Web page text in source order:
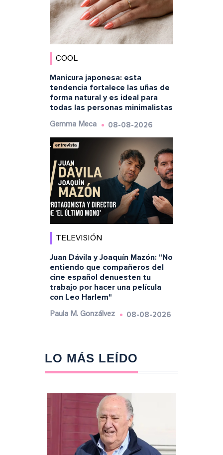
COOL
Manicura japonesa: esta
tendencia fortalece las uñas de
forma natural y es ideal para
todas las personas minimalistas
Gemma Meca 08-08-2026
TELEVISIÓN
Juan Dávila y Joaquín Mazón: "No
entiendo que compañeros del
cine español denuesten tu
trabajo por hacer una película
con Leo Harlem"
Paula M. Gonzálvez 08-08-2026
LO MÁS LEÍDO